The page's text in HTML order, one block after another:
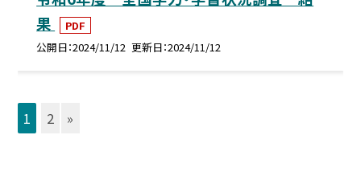
果
PDF
公開日 2024/11/12 更新日 2024/11/12
1 2 »